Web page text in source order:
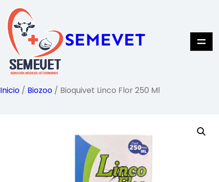
Saltar
contenido
SEMEVET
Inicio / Biozoo / Bioquivet Linco Flor 250 Ml